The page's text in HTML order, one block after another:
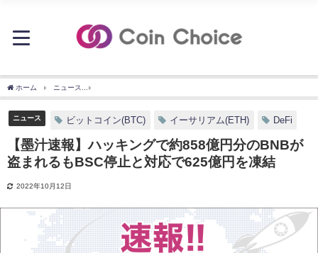
ホーム ニュース
ニュース ビットコイン(BTC) イーサリアム(ETH) DeFi
【墨汁速報】ハッキングで約858億円分のBNBが
盗まれるもBSC停止と対応で625億円を凍結
2022年10月12日